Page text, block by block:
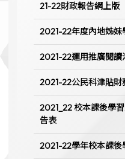
21-22財政報告網上版
2021-22年度內地姊妹
2021-22運用推廣閱讀
2021-22公民科津貼財
2021_22 校本課後學
告表
2021-22學年校本課後